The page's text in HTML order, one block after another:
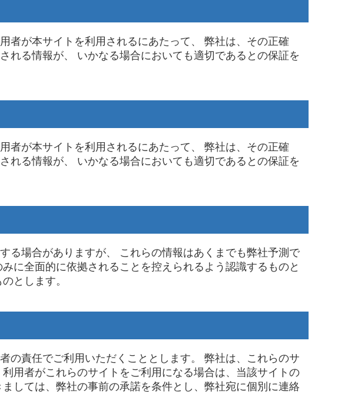
者が本サイトを利用されるにあたって、 弊社は、その正確
れる情報が、 いかなる場合においても適切であるとの保証を
者が本サイトを利用されるにあたって、 弊社は、その正確
れる情報が、 いかなる場合においても適切であるとの保証を
る場合がありますが、 これらの情報はあくまでも弊社予測で
に全面的に依拠されることを控えられるよう認識するものと
とします。
の責任でご利用いただくこととします。 弊社は、これらのサ
用者がこれらのサイトをご利用になる場合は、当該サイトの
しては、弊社の事前の承諾を条件とし、弊社宛に個別に連絡